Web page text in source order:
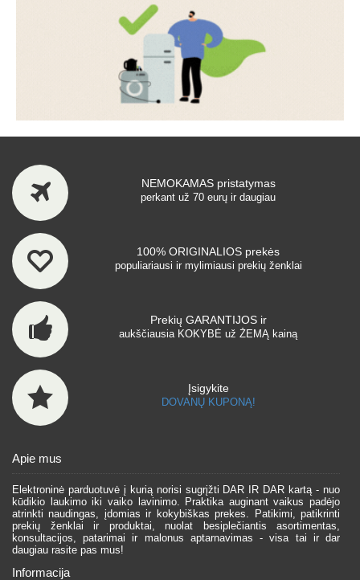
NEMOKAMAS pristatymas
perkant už 70 eurų ir daugiau
100% ORIGINALIOS prekės
populiariausi ir mylimiausi prekių ženklai
Prekių GARANTIJOS ir
aukščiausia KOKYBĖ už ŽEMĄ kainą
Įsigykite
DOVANŲ KUPONĄ!
Apie mus
Elektroninė parduotuvė į kurią norisi sugrįžti DAR IR DAR kartą - nuo
kūdikio laukimo iki vaiko lavinimo. Praktika auginant vaikus padėjo
atrinkti naudingas, įdomias ir kokybiškas prekes. Patikimi, patikrinti
prekių ženklai ir produktai, nuolat besiplečiantis asortimentas,
konsultacijos, patarimai ir malonus aptarnavimas - visa tai ir dar
daugiau rasite pas mus!
Informacija